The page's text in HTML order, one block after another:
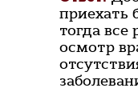
приехать
тогда
осмотр